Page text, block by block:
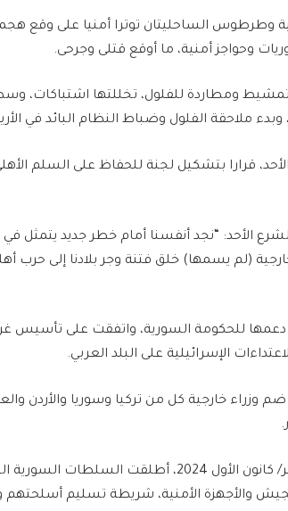
وطرطوس الساحليتان توترا أمنيا على وقع
وحواجز أمنية، ما أوقع قتلى وجرحى.
ومطاردة للفلول، تخللتها اشتباكات،
ملاحقة الفلول وضباط النظام البائد في
قرارا بتشكيل لجنة للحفاظ على السلم
الأحد: “نجد أنفسنا أمام خطر جديد يتمثل
(لم يسمها) خلق فتنة وجر بلادنا إلى حرب
دعمها للحكومة السورية، واتفقت على تأسيس
الإسرائيلية على البلد العربي.
خارجية كل من تركيا وسوريا والأردن
وبعد إسقاط نظام بشار الأسد، في 8 ديسمبر/ كانون الأول 2024، أطلقت
والأجهزة الأمنية، شريطة تسليم أسلحتهم